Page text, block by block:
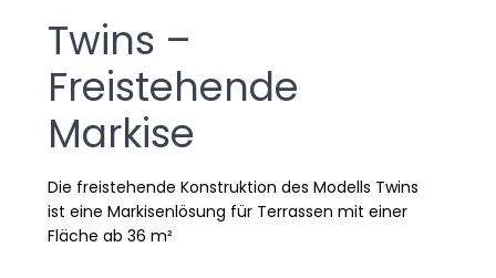
Twins –
Freistehende
Markise
Die freistehende Konstruktion des Modells Twins
ist eine Markisenlösung für Terrassen mit einer
Fläche ab 36 m²